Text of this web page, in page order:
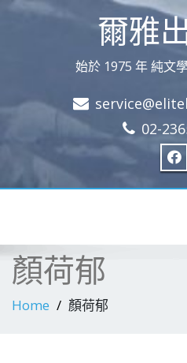
爾雅
始於 1975 年 純文
02-
顏荷郁
Home 顏荷郁